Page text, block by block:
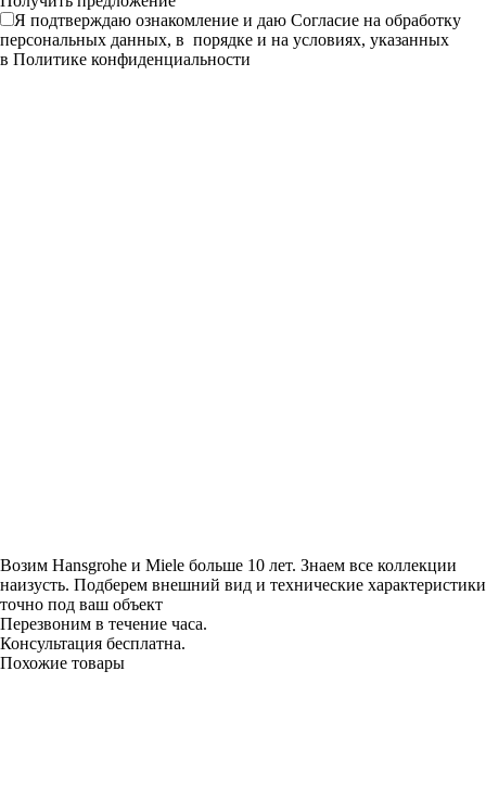
Я подтверждаю ознакомление и даю Согласие на обработку
персональных данных, в порядке и на условиях, указанных
в Политике конфиденциальности
Возим Hansgrohe и Miele больше 10 лет. Знаем все коллекции
наизусть. Подберем внешний вид и технические характеристики
точно под ваш объект
Перезвоним в течение часа.
Консультация бесплатна.
Похожие товары